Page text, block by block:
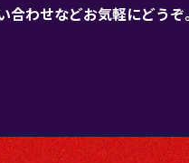
合わせなどお気軽にどうぞ